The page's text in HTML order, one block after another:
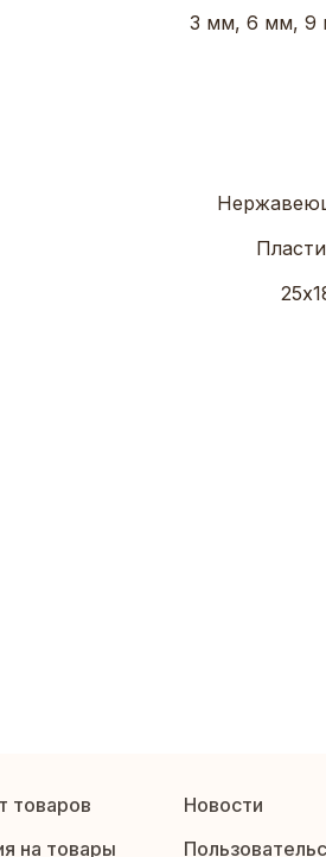
3 мм, 6 мм, 9
товаров
Новости
на товары